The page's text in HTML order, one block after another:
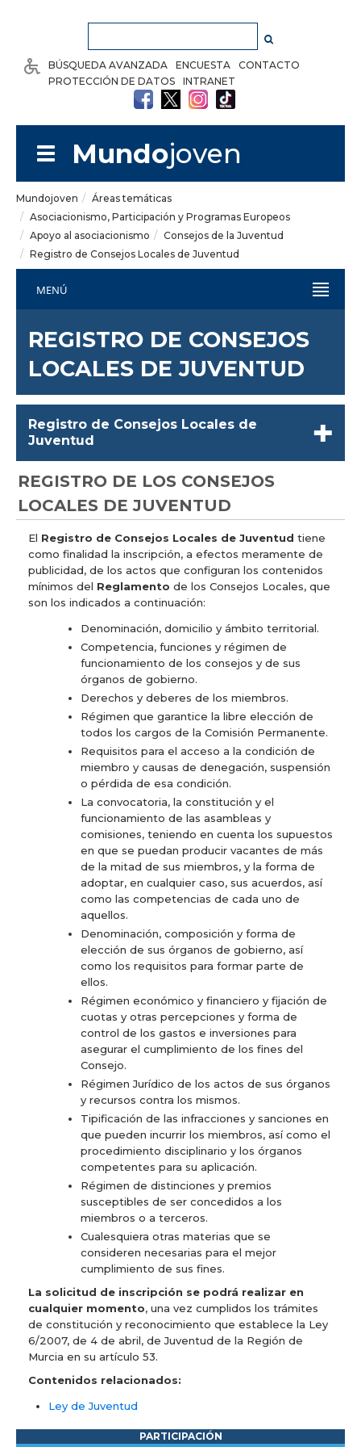
BÚSQUEDA AVANZADA ENCUESTA
CONTACTO
PROTECCIÓN DE DATOS
INTRANET
Mundojoven
Mundojoven
Áreas temáticas
Asociacionismo, Participación y Programas Europeos
Apoyo al asociacionismo
Consejos de la Juventud
Registro de Consejos Locales de Juventud
MENÚ
REGISTRO DE CONSEJOS
LOCALES DE JUVENTUD
Registro de Consejos Locales de
Juventud
REGISTRO DE LOS CONSEJOS
LOCALES DE JUVENTUD
El Registro de Consejos Locales de Juventud tiene
como finalidad la inscripción, a efectos meramente de
publicidad, de los actos que configuran los contenidos
mínimos del Reglamento de los Consejos Locales, que
son los indicados a continuación:
Denominación, domicilio y ámbito territorial.
Competencia, funciones y régimen de
funcionamiento de los consejos y de sus
órganos de gobierno.
Derechos y deberes de los miembros.
Régimen que garantice la libre elección de
todos los cargos de la Comisión Permanente.
Requisitos para el acceso a la condición de
miembro y causas de denegación, suspensión
o pérdida de esa condición.
La convocatoria, la constitución y el
funcionamiento de las asambleas y
comisiones, teniendo en cuenta los supuestos
en que se puedan producir vacantes de más
de la mitad de sus miembros, y la forma de
adoptar, en cualquier caso, sus acuerdos, así
como las competencias de cada uno de
aquellos.
Denominación, composición y forma de
elección de sus órganos de gobierno, así
como los requisitos para formar parte de
ellos.
Régimen económico y financiero y fijación de
cuotas y otras percepciones y forma de
control de los gastos e inversiones para
asegurar el cumplimiento de los fines del
Consejo.
Régimen Jurídico de los actos de sus órganos
y recursos contra los mismos.
Tipificación de las infracciones y sanciones en
que pueden incurrir los miembros, así como el
procedimiento disciplinario y los órganos
competentes para su aplicación.
Régimen de distinciones y premios
susceptibles de ser concedidos a los
miembros o a terceros.
Cualesquiera otras materias que se
consideren necesarias para el mejor
cumplimiento de sus fines.
La solicitud de inscripción se podrá realizar en
cualquier momento, una vez cumplidos los trámites
de constitución y reconocimiento que establece la Ley
6/2007, de 4 de abril, de Juventud de la Región de
Murcia en su artículo 53.
Contenidos relacionados:
Ley de Juventud
PARTICIPACIÓN